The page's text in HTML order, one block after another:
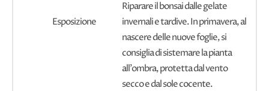
Esposizione
Riparare il bonsai dalle gelate
invernali e tardive. In primavera, al
nascere delle nuove foglie, si
consiglia di sistemare la pianta
all'ombra, protetta dal vento
secco e dal sole cocente.